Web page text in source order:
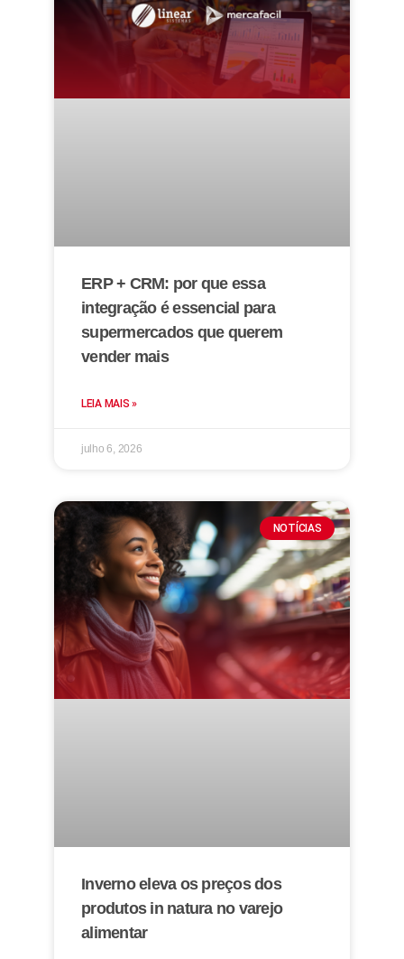
ERP + CRM: por que essa
integração é essencial para
supermercados que querem
vender mais
LEIA MAIS »
julho 6, 2026
NOTÍCIAS
Inverno eleva os preços dos
produtos in natura no varejo
alimentar